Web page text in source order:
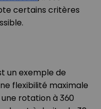
certains critères
un exemple de
flexibilité maximale
rotation à 360